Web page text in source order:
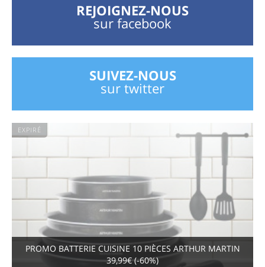
REJOIGNEZ-NOUS
sur facebook
SUIVEZ-NOUS
sur twitter
EXPIRÉ
PROMO BATTERIE CUISINE 10 PIÈCES ARTHUR MARTIN
39,99€ (-60%)